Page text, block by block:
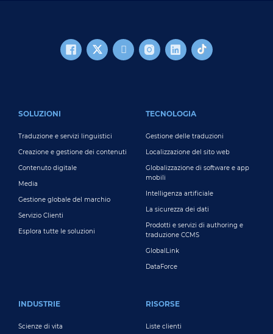
SOLUZIONI
Traduzione e servizi linguistici
Creazione e gestione dei contenuti
Contenuto digitale
Media
Gestione globale del marchio
Servizio Clienti
Esplora tutte le soluzioni
TECNOLOGIA
Gestione delle traduzioni
Localizzazione del sito web
Globalizzazione di software e app
mobili
Intelligenza artificiale
La sicurezza dei dati
Prodotti e servizi di authoring e
traduzione CCMS
GlobalLink
DataForce
INDUSTRIE
Scienze di vita
RISORSE
Liste clienti